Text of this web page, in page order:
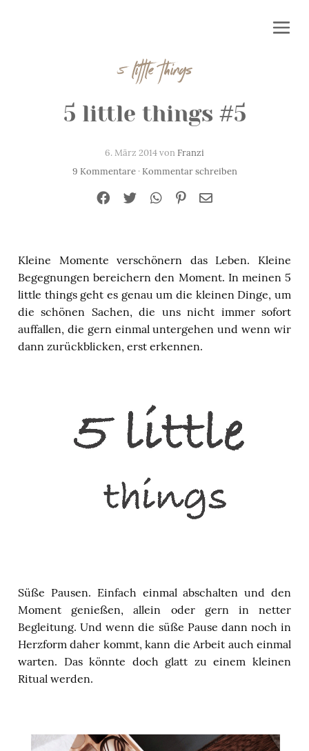
5 little things
5 little things #5
6. März 2014 vonFranzi
9 Kommentare· Kommentar schreiben
Kleine Momente verschönern das Leben. Kleine
Begegnungen bereichern den Moment. In meinen 5
little things geht es genau um die kleinen Dinge, um
die schönen Sachen, die uns nicht immer sofort
auffallen, die gern einmal untergehen und wenn wir
dann zurückblicken, erst erkennen.
Süße Pausen. Einfach einmal abschalten und den
Moment genießen, allein oder gern in netter
Begleitung. Und wenn die süße Pause dann noch in
Herzform daher kommt, kann die Arbeit auch einmal
warten. Das könnte doch glatt zu einem kleinen
Ritual werden.